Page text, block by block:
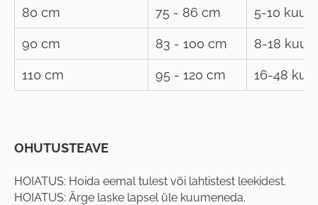
80 cm 75 - 86 cm 5-10 kuud
90 cm 83 - 100 cm 8-18 kuud
110 cm 95 - 120 cm 16-48
OHUTUSTEAVE
HOIATUS: Hoida eemal tulest või lahtistest leekidest.
HOIATUS: Ärge laske lapsel üle kuumeneda.